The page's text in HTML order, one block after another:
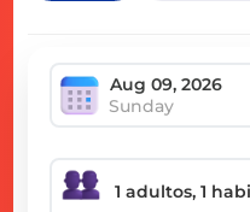
Sunday